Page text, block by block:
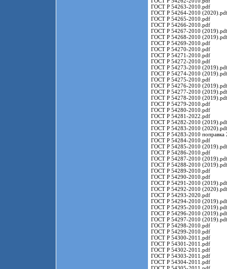
ГОСТ Р 54263-2010.pdf
ГОСТ Р 54264-2010
ГОСТ Р 54265-2010.pdf
ГОСТ Р 54266-2010.pdf
ГОСТ Р 54267-2010
ГОСТ Р 54268-2010
ГОСТ Р 54269-2010.pdf
ГОСТ Р 54270-2010.pdf
ГОСТ Р 54271-2010.pdf
ГОСТ Р 54272-2010.pdf
ГОСТ Р 54273-2010
ГОСТ Р 54274-2010
ГОСТ Р 54275-2010.pdf
ГОСТ Р 54276-2010
ГОСТ Р 54277-2010
ГОСТ Р 54278-2010
ГОСТ Р 54279-2010.pdf
ГОСТ Р 54280-2010.pdf
ГОСТ Р 54281-2022.pdf
ГОСТ Р 54282-2010
ГОСТ Р 54283-2010
ГОСТ Р 54283-2010 поправка
ГОСТ Р 54284-2010.pdf
ГОСТ Р 54285-2010
ГОСТ Р 54286-2010.pdf
ГОСТ Р 54287-2010
ГОСТ Р 54288-2010
ГОСТ Р 54289-2010.pdf
ГОСТ Р 54290-2010.pdf
ГОСТ Р 54291-2010
ГОСТ Р 54292-2010
ГОСТ Р 54293-2020.pdf
ГОСТ Р 54294-2010
ГОСТ Р 54295-2010
ГОСТ Р 54296-2010
ГОСТ Р 54297-2010
ГОСТ Р 54298-2010.pdf
ГОСТ Р 54299-2010.pdf
ГОСТ Р 54300-2011.pdf
ГОСТ Р 54301-2011.pdf
ГОСТ Р 54302-2011.pdf
ГОСТ Р 54303-2011.pdf
ГОСТ Р 54304-2011.pdf